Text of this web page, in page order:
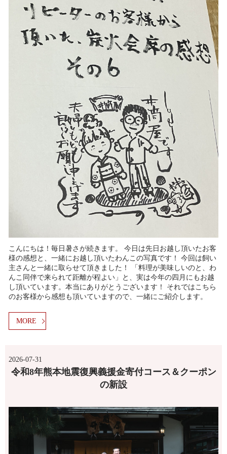
こんにちは！毎日暑さが続きます。 今日は先日お越し頂いたお客
様の感想と、一緒にお越し頂いたわんこの写真です！ 今回は飼い
主さんと一緒に取らせて頂きました！ 「料理が美味しいのと、わ
んこ同伴で来られて距離が程よい」と、実は今年の四月にもお越
し頂いています。本当にありがとうございます！ それではこちら
のお客様から感想も頂いていますので、一緒にご紹介します。
MORE
2026-07-31
令和8年熊本地震復興義援金寄付コース＆クーポン
の新設